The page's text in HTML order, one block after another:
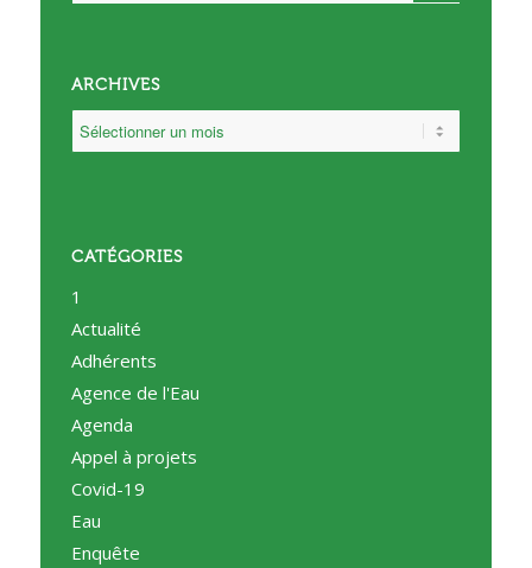
ARCHIVES
CATÉGORIES
1
Actualité
Adhérents
Agence de l'Eau
Agenda
Appel à projets
Covid-19
Eau
Enquête